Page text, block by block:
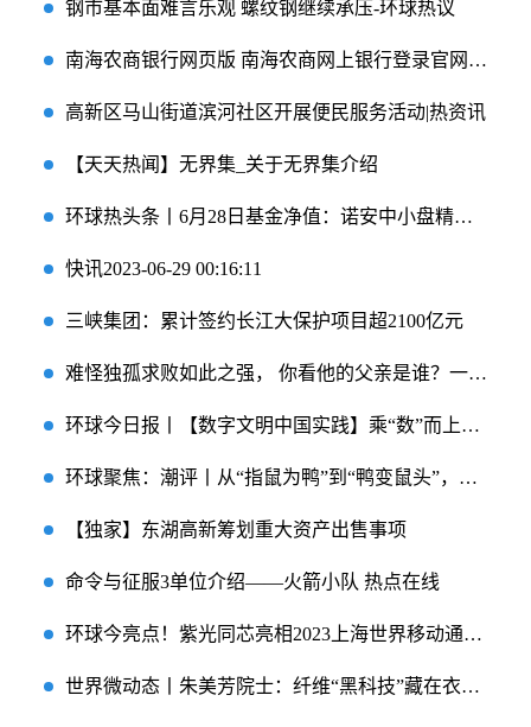
钢市基本面难言乐观 螺纹钢继续承压-环球热议
南海农商银行网页版 南海农商网上银行登录官网|天天热议
高新区马山街道滨河社区开展便民服务活动|热资讯
【天天热闻】无界集_关于无界集介绍
环球热头条丨6月28日基金净值：诺安中小盘精选混合最新净值3.045，跌0.49%
快讯2023-06-29 00:16:11
三峡集团：累计签约长江大保护项目超2100亿元
难怪独孤求败如此之强， 你看他的父亲是谁？一招击败剑神卓不凡
环球今日报丨【数字文明中国实践】乘“数”而上，山东跑出加“数”度
环球聚焦：潮评丨从“指鼠为鸭”到“鸭变鼠头”，食堂怎成了信任重灾区？
【独家】东湖高新筹划重大资产出售事项
命令与征服3单位介绍——火箭小队 热点在线
环球今亮点！紫光同芯亮相2023上海世界移动通信大会
世界微动态丨朱美芳院士：纤维“黑科技”藏在衣食住行里